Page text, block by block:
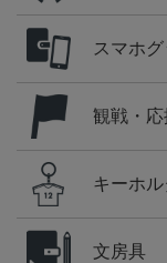
スマホ
観戦・
キーホ
文房具